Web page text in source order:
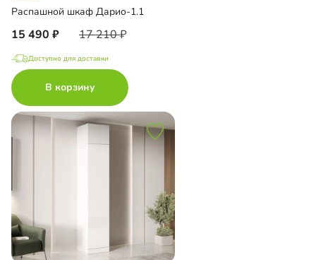
Распашной шкаф Дарио-1.1
15 490 17 210
Доступно для доставки
В корзину